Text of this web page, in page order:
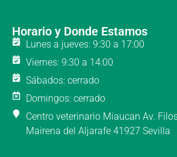
Horario y Donde Estamos
Lunes a jueves: 9:30 a 17:00
Viernes: 9:30 a 14:00
Sábados: cerrado
Domingos: cerrado
Centro veterinario Miaucan Av.
Mairena del Aljarafe 41927 Sevilla